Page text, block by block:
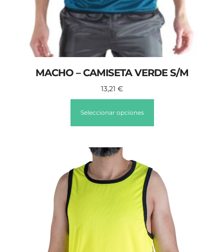
MACHO – CAMISETA VERDE S/M
13,21 €
Seleccionar opciones